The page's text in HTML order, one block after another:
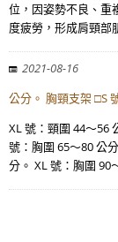
位，因姿勢不良、重
度疲勞，形成肩頸部
2021-08-16
公分。 胸頸支架 □S
XL 號：頸圍 44～56
號：胸圍 65～80 公
分。 XL 號：胸圍 90